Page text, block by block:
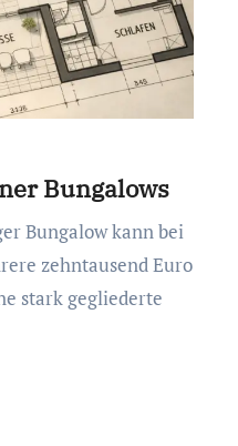
Bungalows
zehntausend Euro
stark gegliederte